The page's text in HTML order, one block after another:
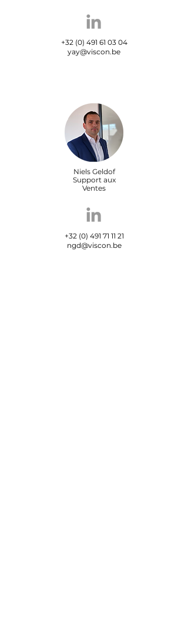
+32 (0) 491 61 03 04
yay@viscon.be
Niels Geldof
Support aux
Ventes
+32 (0) 491 71 11 21
ngd@viscon.be